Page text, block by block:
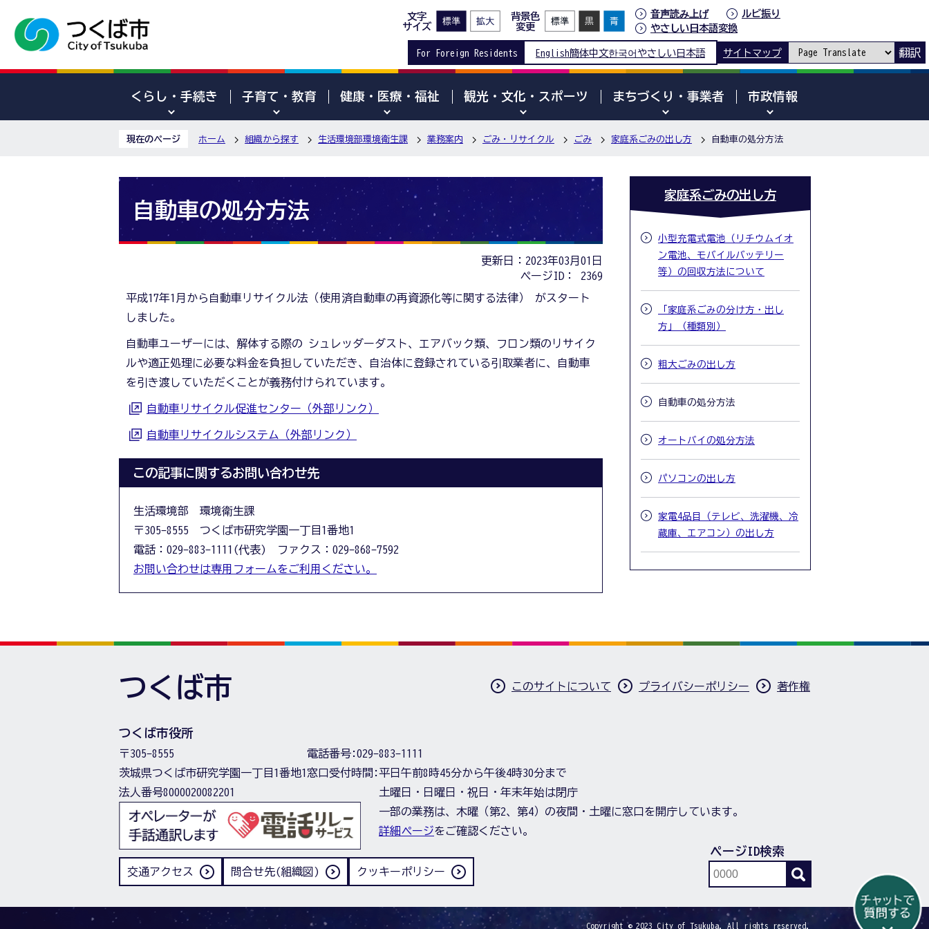
文字
サイズ
背景色
変更
音声読み上げ
ルビ振り
やさしい日本語変換
For Foreign Residents English簡体中文한국어 やさしい日本語 サイトマップ 翻訳
くらし・手続き 子育て・教育 健康・医療・福祉 観光・文化・スポーツ まちづくり・事業者 市政情報
現在のページ ホーム 組織から探す 生活環境部環境衛生課 業務案内 ごみ・リサイクル ごみ 家庭系ごみの出し方 自動車の処分方法
自動車の処分方法
更新日：2023年03月01日
ページID：
2369
平成17年1月から自動車リサイクル法（使用済自動車の再資源化等に関する法律） がスタート
しました。
自動車ユーザーには、解体する際の シュレッダーダスト、エアバック類、フロン類のリサイク
ルや適正処理に必要な料金を負担していただき、自治体に登録されている引取業者に、自動車
を引き渡していただくことが義務付けられています。
自動車リサイクル促進センター（外部リンク）
自動車リサイクルシステム（外部リンク）
この記事に関するお問い合わせ先
生活環境部 環境衛生課
〒305-8555 つくば市研究学園一丁目1番地1
電話：029-883-1111(代表) ファクス：029-868-7592
お問い合わせは専用フォームをご利用ください。
家庭系ごみの出し方
小型充電式電池（リチウムイオ
ン電池、モバイルバッテリー
等）の回収方法について
「家庭系ごみの分け方・出し
方」（種類別）
粗大ごみの出し方
自動車の処分方法
オートバイの処分方法
パソコンの出し方
家電4品目（テレビ、洗濯機、冷
蔵庫、エアコン）の出し方
つくば市 このサイトについて プライバシーポリシー 著作権
つくば市役所
〒305-8555
茨城県つくば市研究学園一丁目1番地1
法人番号8000020082201
電話番号:029-883-1111
窓口受付時間:平日午前8時45分から午後4時30分まで
土曜日・日曜日・祝日・年末年始は閉庁
一部の業務は、木曜（第2、第4）の夜間・土曜に窓口を開庁しています。
詳細ページをご確認ください。
交通アクセス 問合せ先(組織図) クッキーポリシー
ページID検索
Copyright © 2023 City of Tsukuba. All rights reserved.